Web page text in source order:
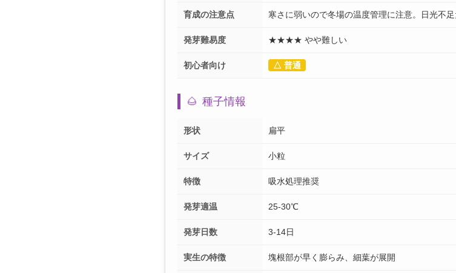
育成の注意点 寒さに弱いので冬場の温度管理に注意。日光不足
発芽難易度 ★★★★ やや難しい
初心者向け △ 普通
🌰 種子情報
形状 扁平
サイズ 小粒
特徴 吸水処理推奨
発芽適温 25-30℃
発芽日数 3-14日
実生の特徴 塊根部が早く膨らみ、細葉が展開